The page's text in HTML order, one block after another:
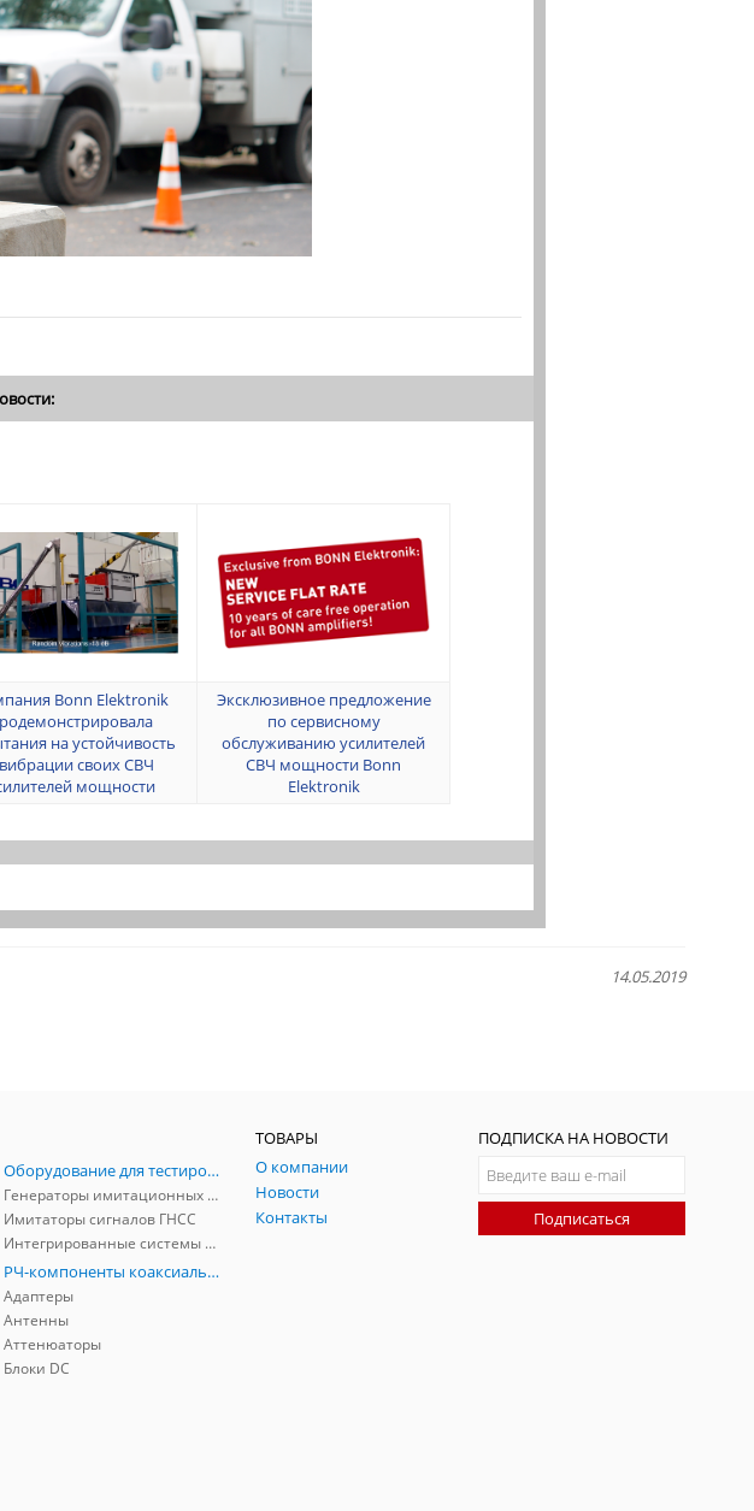
Bonn Elektronik
на устойчивость
своих СВЧ
мощности
Эксклюзивное предложение
по сервисному
обслуживанию усилителей
СВЧ мощности Bonn
Elektronik
14.05.2019
Оборудование для тестирования и симуляции ГНСС
Генераторы имитационных и заградительных помех
Имитаторы сигналов ГНСС
Интегрированные системы защиты от ГНСС-помех
РЧ-компоненты коаксиальные
Адаптеры
Антенны
Аттенюаторы
Блоки DC
ТОВАРЫ
О компании
Новости
Контакты
ПОДПИСКА НА НОВОСТИ
Подписаться